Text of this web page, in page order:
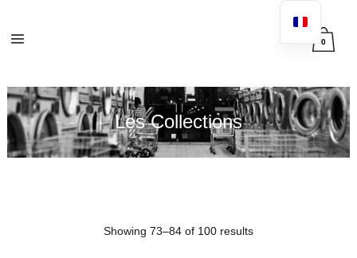
0
Les Collections
Showing 73–84 of 100 results